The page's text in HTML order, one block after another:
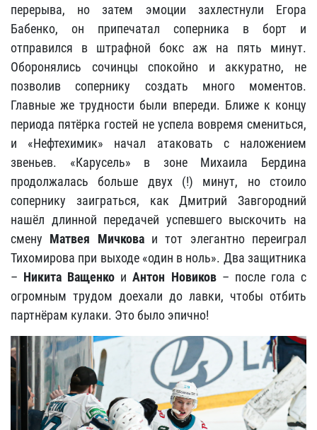
перерыва, но затем эмоции захлестнули Егора
Бабенко, он припечатал соперника в борт и
отправился в штрафной бокс аж на пять минут.
Оборонялись сочинцы спокойно и аккуратно, не
позволив сопернику создать много моментов.
Главные же трудности были впереди. Ближе к концу
периода пятёрка гостей не успела вовремя смениться,
и «Нефтехимик» начал атаковать с наложением
звеньев. «Карусель» в зоне Михаила Бердина
продолжалась больше двух (!) минут, но стоило
сопернику заиграться, как Дмитрий Завгородний
нашёл длинной передачей успевшего выскочить на
смену Матвея Мичковаи тот элегантно переиграл
Тихомирова при выходе «один в ноль». Два защитника
– Никита Ващенко иАнтон Новиков– после гола с
огромным трудом доехали до лавки, чтобы отбить
партнёрам кулаки. Это было эпично!